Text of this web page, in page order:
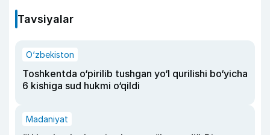
Tavsiyalar
O‘zbekiston
Toshkentda o‘pirilib tushgan yo‘l qurilishi bo‘yicha
6 kishiga sud hukmi o‘qildi
Madaniyat